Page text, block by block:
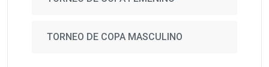
TORNEO DE COPA MASCULINO